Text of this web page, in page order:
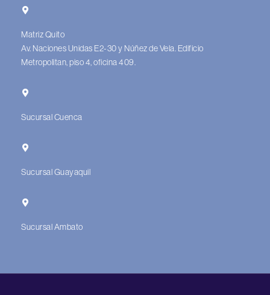
Matriz Quito
Av. Naciones Unidas E2-30 y Núñez de Vela. Edificio
Metropolitan, piso 4, oficina 409.
Sucursal Cuenca
Sucursal Guayaquil
Sucursal Ambato